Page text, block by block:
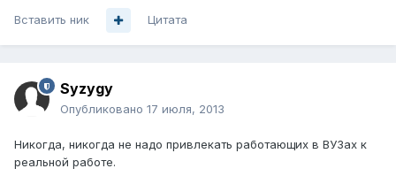
Вставить ник Цитата
Syzygy
Опубликовано 17 июля, 2013
Никогда, никогда не надо привлекать работающих в ВУЗах к
реальной работе.